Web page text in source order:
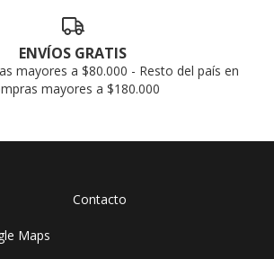
ENVÍOS GRATIS
mayores a $80.000 - Resto del país en
mayores a $180.000
Contacto
Maps